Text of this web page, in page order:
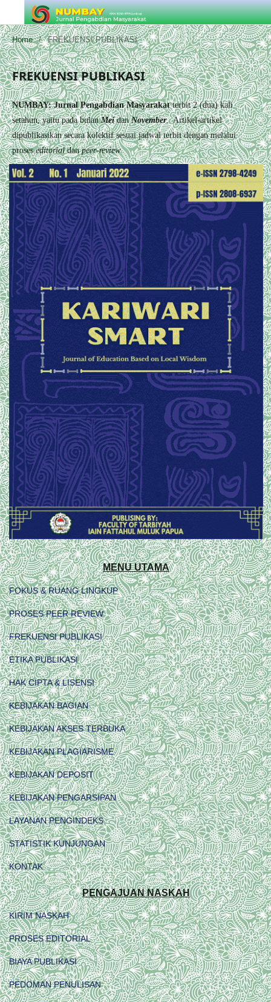
Home / FREKUENSI PUBLIKASI
FREKUENSI PUBLIKASI
NUMBAY: Jurnal Pengabdian Masyarakatterbit 2 (dua) kali
setahun, yaitu pada bulanMei danNovember. Artikel-artikel
dipublikasikan secara kolektif sesuai jadwal terbit dengan melalui
proseseditorialdanpeer-review.
MENU UTAMA
FOKUS & RUANG LINGKUP
PROSES PEER REVIEW
FREKUENSI PUBLIKASI
ETIKA PUBLIKASI
HAK CIPTA & LISENSI
KEBIJAKAN BAGIAN
KEBIJAKAN AKSES TERBUKA
KEBIJAKAN PLAGIARISME
KEBIJAKAN DEPOSIT
KEBIJAKAN PENGARSIPAN
LAYANAN PENGINDEKS
STATISTIK KUNJUNGAN
KONTAK
PENGAJUAN NASKAH
KIRIM NASKAH
PROSES EDITORIAL
BIAYA PUBLIKASI
PEDOMAN PENULISAN